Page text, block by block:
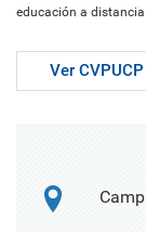
educación a
Ver CVPUCP